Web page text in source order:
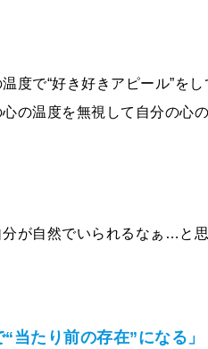
度で“好き好きアピール”を
の温度を無視して自分の心
が自然でいられるなぁ…と
当たり前の存在”になる」